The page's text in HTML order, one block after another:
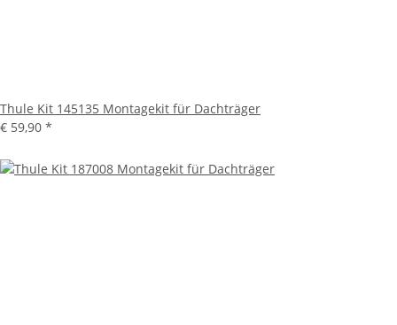
Thule Kit 145135 Montagekit für Dachträger
€ 59,90 *